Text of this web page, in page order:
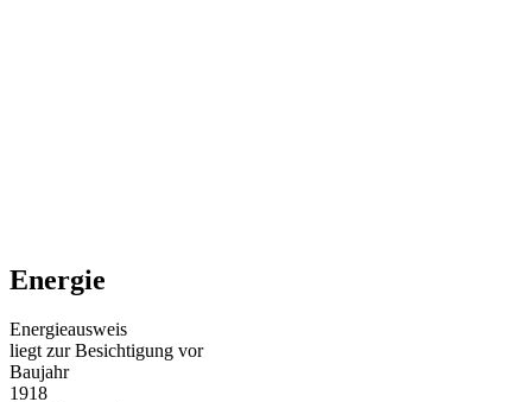
Energie
Energieausweis
liegt zur Besichtigung vor
Baujahr
1918